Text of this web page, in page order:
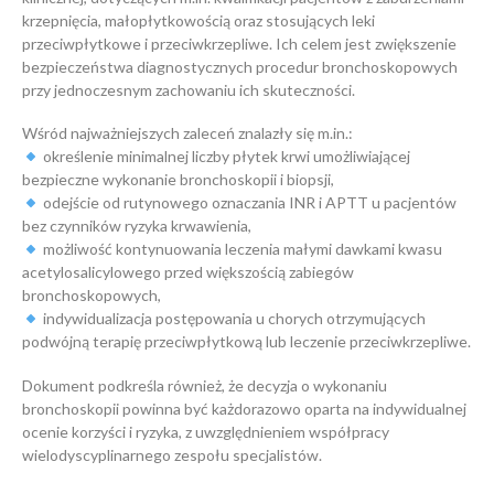
krzepnięcia, małopłytkowością oraz stosujących leki
przeciwpłytkowe i przeciwkrzepliwe. Ich celem jest zwiększenie
bezpieczeństwa diagnostycznych procedur bronchoskopowych
przy jednoczesnym zachowaniu ich skuteczności.
Wśród najważniejszych zaleceń znalazły się m.in.:
określenie minimalnej liczby płytek krwi umożliwiającej
bezpieczne wykonanie bronchoskopii i biopsji,
odejście od rutynowego oznaczania INR i APTT u pacjentów
bez czynników ryzyka krwawienia,
możliwość kontynuowania leczenia małymi dawkami kwasu
acetylosalicylowego przed większością zabiegów
bronchoskopowych,
indywidualizacja postępowania u chorych otrzymujących
podwójną terapię przeciwpłytkową lub leczenie przeciwkrzepliwe.
Dokument podkreśla również, że decyzja o wykonaniu
bronchoskopii powinna być każdorazowo oparta na indywidualnej
ocenie korzyści i ryzyka, z uwzględnieniem współpracy
wielodyscyplinarnego zespołu specjalistów.